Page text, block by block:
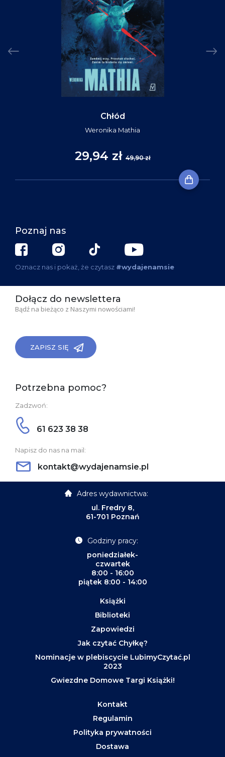
Chłód
Weronika Mathia
29,94 zł 49,90 zł
Poznaj nas
Oznacz nas i pokaż, że czytasz #wydajenamsie
Dołącz do newslettera
Bądź na bieżąco z Naszymi nowościami!
ZAPISZ SIĘ
Potrzebna pomoc?
Zadzwoń:
61 623 38 38
Napisz do nas na mail:
kontakt@wydajenamsie.pl
Adres wydawnictwa:
ul. Fredry 8,
61-701 Poznań
Godziny pracy:
poniedziałek-
czwartek
8:00 - 16:00
piątek 8:00 - 14:00
Książki
Biblioteki
Zapowiedzi
Jak czytać Chyłkę?
Nominacje w plebiscycie LubimyCzytać.pl
2023
Gwiezdne Domowe Targi Książki!
Kontakt
Regulamin
Polityka prywatności
Dostawa